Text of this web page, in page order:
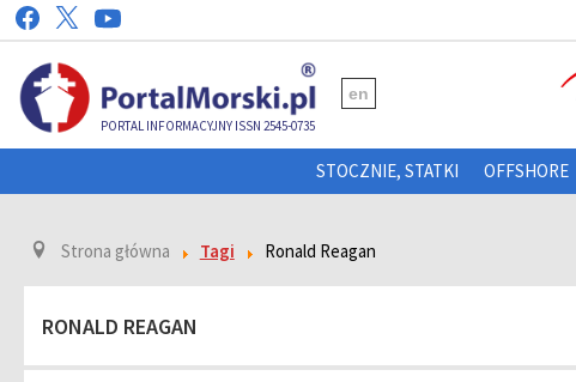
PORTAL INFORMACYJNY ISSN 2545-0735
en
STOCZNIE, STATKI OFFSHORE
Strona główna Tagi Ronald Reagan
RONALD REAGAN